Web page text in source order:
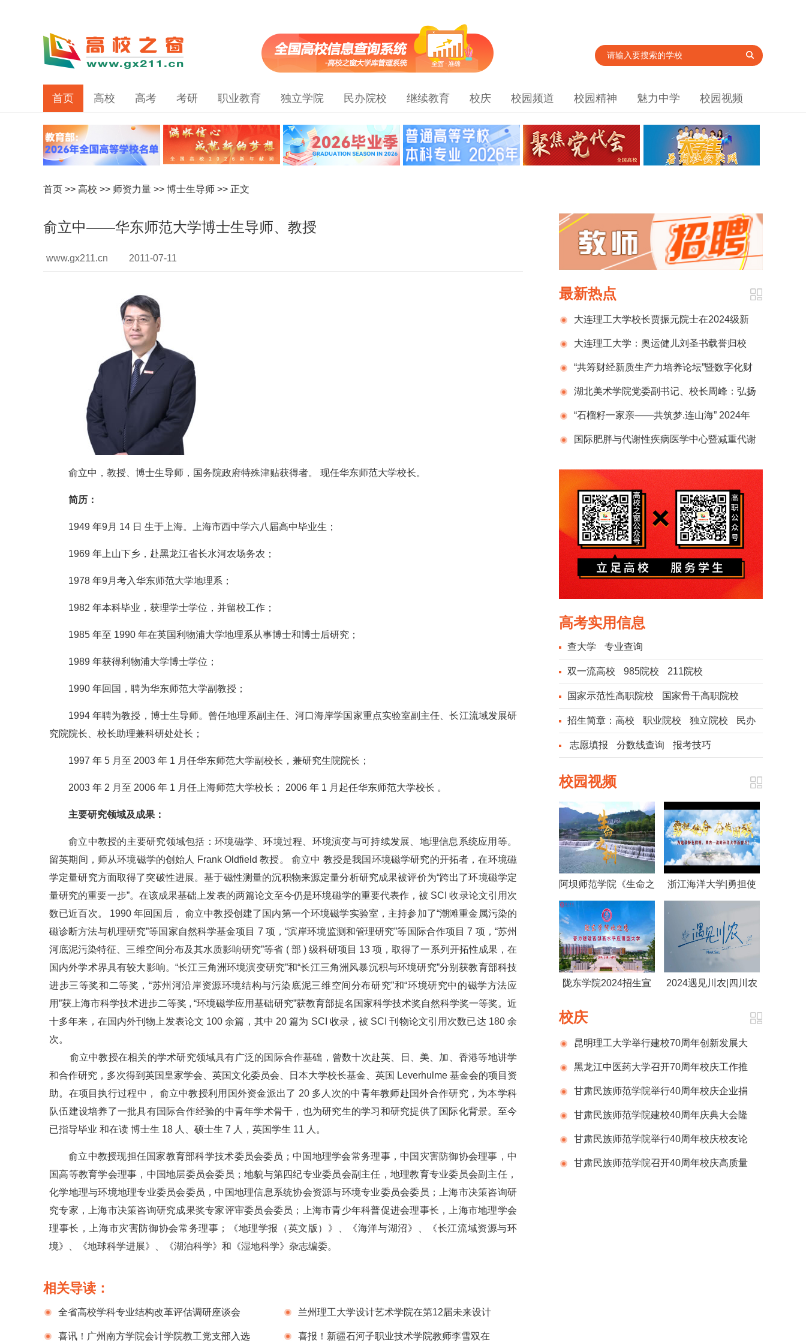
首页 高校 高考 考研 职业教育 独立学院 民办院校 继续教育 校庆 校园频道 校园精神 魅力中学 校园视频
首页 >> 高校 >> 师资力量 >> 博士生导师 >> 正文
俞立中——华东师范大学博士生导师、教授
www.gx211.cn 2011-07-11
俞立中，教授、博士生导师，国务院政府特殊津贴获得者。 现任华东师范大学校长。
简历：
1949 年9月 14 日 生于上海。上海市西中学六八届高中毕业生；
1969 年上山下乡，赴黑龙江省长水河农场务农；
1978 年9月考入华东师范大学地理系；
1982 年本科毕业，获理学士学位，并留校工作；
1985 年至 1990 年在英国利物浦大学地理系从事博士和博士后研究；
1989 年获得利物浦大学博士学位；
1990 年回国，聘为华东师范大学副教授；
1994 年聘为教授，博士生导师。曾任地理系副主任、河口海岸学国家重点实验室副主任、长江流域发展研
究院院长、校长助理兼科研处处长；
1997 年 5 月至 2003 年 1 月任华东师范大学副校长，兼研究生院院长；
2003 年 2 月至 2006 年 1 月任上海师范大学校长； 2006 年 1 月起任华东师范大学校长 。
主要研究领域及成果：
俞立中教授的主要研究领域包括：环境磁学、环境过程、环境演变与可持续发展、地理信息系统应用等。
留英期间，师从环境磁学的创始人 Frank Oldfield 教授。 俞立中 教授是我国环境磁学研究的开拓者，在环境磁
学定量研究方面取得了突破性进展。基于磁性测量的沉积物来源定量分析研究成果被评价为“跨出了环境磁学定
量研究的重要一步”。在该成果基础上发表的两篇论文至今仍是环境磁学的重要代表作，被 SCI 收录论文引用次
数已近百次。 1990 年回国后， 俞立中教授创建了国内第一个环境磁学实验室，主持参加了“潮滩重金属污染的
磁诊断方法与机理研究”等国家自然科学基金项目 7 项，“滨岸环境监测和管理研究”等国际合作项目 7 项，“苏州
河底泥污染特征、三维空间分布及其水质影响研究”等省 ( 部 ) 级科研项目 13 项，取得了一系列开拓性成果，在
国内外学术界具有较大影响。“长江三角洲环境演变研究”和“长江三角洲风暴沉积与环境研究”分别获教育部科技
进步三等奖和二等奖，“苏州河沿岸资源环境结构与污染底泥三维空间分布研究”和“环境研究中的磁学方法应
用”获上海市科学技术进步二等奖 , “环境磁学应用基础研究”获教育部提名国家科学技术奖自然科学奖一等奖。近
十多年来，在国内外刊物上发表论文 100 余篇，其中 20 篇为 SCI 收录，被 SCI 刊物论文引用次数已达 180 余
次。
俞立中教授在相关的学术研究领域具有广泛的国际合作基础，曾数十次赴英、日、美、加、香港等地讲学
和合作研究，多次得到英国皇家学会、英国文化委员会、日本大学校长基金、英国 Leverhulme 基金会的项目资
助。在项目执行过程中， 俞立中教授利用国外资金派出了 20 多人次的中青年教师赴国外合作研究，为本学科
队伍建设培养了一批具有国际合作经验的中青年学术骨干，也为研究生的学习和研究提供了国际化背景。至今
已指导毕业 和在读 博士生 18 人、硕士生 7 人，英国学生 11 人。
俞立中教授现担任国家教育部科学技术委员会委员；中国地理学会常务理事，中国灾害防御协会理事，中
国高等教育学会理事，中国地层委员会委员；地貌与第四纪专业委员会副主任，地理教育专业委员会副主任，
化学地理与环境地理专业委员会委员，中国地理信息系统协会资源与环境专业委员会委员；上海市决策咨询研
究专家，上海市决策咨询研究成果奖专家评审委员会委员；上海市青少年科普促进会理事长，上海市地理学会
理事长，上海市灾害防御协会常务理事；《地理学报（英文版）》、《海洋与湖沼》、《长江流域资源与环
境》、《地球科学进展》、《湖泊科学》和《湿地科学》杂志编委。
相关导读：
全省高校学科专业结构改革评估调研座谈会
（皖北、皖西片）在安徽理工大学召开
兰州理工大学设计艺术学院在第12届未来设计
师全国高校数字艺术设计大赛中获奖再创新高
喜讯！广州南方学院会计学院教工党支部入选 喜报！新疆石河子职业技术学院教师李雪双在
最新热点
大连理工大学校长贾振元院士在2024级新
生开学典礼上的致辞
大连理工大学：奥运健儿刘圣书载誉归校
“共筹财经新质生产力培养论坛”暨数字化财
税行业产教融合共同体2024年半年度总结计划
发布会在京成功举办
湖北美术学院党委副书记、校长周峰：弘扬
新时代教育家精神 锻造新百年湖美良师
“石榴籽一家亲——共筑梦.连山海” 2024年
那曲市小学生赴辽宁社会实践活动圆满结束
国际肥胖与代谢性疾病医学中心暨减重代谢
新征程
高考实用信息
查大学 专业查询
双一流高校 985院校 211院校
国家示范性高职院校 国家骨干高职院校
招生简章： 高校 职业院校 独立院校 民办
院校志愿填报 分数线查询 报考技巧
校园视频
阿坝师范学院《生命之
树》
浙江海洋大学|勇担使
色鲜明，国内一流的海
洋大学而奋斗！
陇东学院2024招生宣 2024遇见川农|四川农
校庆
昆明理工大学举行建校70周年创新发展大
会 黑龙江中医药大学召开70周年校庆工作推
进会议甘肃民族师范学院举行40周年校庆企业捐
赠仪式甘肃民族师范学院建校40周年庆典大会隆
重举行甘肃民族师范学院举行40周年校庆校友论
坛 甘肃民族师范学院召开40周年校庆高质量